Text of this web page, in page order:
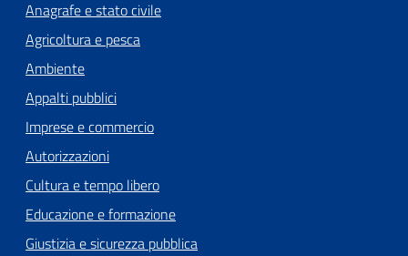
Anagrafe e stato civile
Agricoltura e pesca
Ambiente
Appalti pubblici
Imprese e commercio
Autorizzazioni
Cultura e tempo libero
Educazione e formazione
Giustizia e sicurezza pubblica